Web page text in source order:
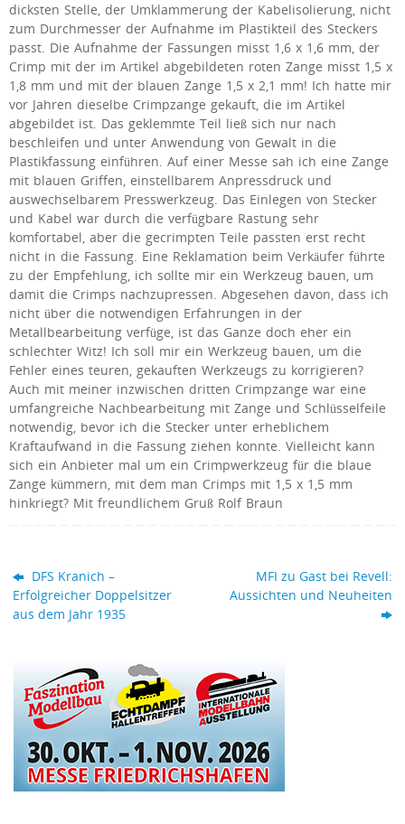
dicksten Stelle, der Umklammerung der Kabelisolierung, nicht
zum Durchmesser der Aufnahme im Plastikteil des Steckers
passt. Die Aufnahme der Fassungen misst 1,6 x 1,6 mm, der
Crimp mit der im Artikel abgebildeten roten Zange misst 1,5 x
1,8 mm und mit der blauen Zange 1,5 x 2,1 mm! Ich hatte mir
vor Jahren dieselbe Crimpzange gekauft, die im Artikel
abgebildet ist. Das geklemmte Teil ließ sich nur nach
beschleifen und unter Anwendung von Gewalt in die
Plastikfassung einführen. Auf einer Messe sah ich eine Zange
mit blauen Griffen, einstellbarem Anpressdruck und
auswechselbarem Presswerkzeug. Das Einlegen von Stecker
und Kabel war durch die verfügbare Rastung sehr
komfortabel, aber die gecrimpten Teile passten erst recht
nicht in die Fassung. Eine Reklamation beim Verkäufer führte
zu der Empfehlung, ich sollte mir ein Werkzeug bauen, um
damit die Crimps nachzupressen. Abgesehen davon, dass ich
nicht über die notwendigen Erfahrungen in der
Metallbearbeitung verfüge, ist das Ganze doch eher ein
schlechter Witz! Ich soll mir ein Werkzeug bauen, um die
Fehler eines teuren, gekauften Werkzeugs zu korrigieren?
Auch mit meiner inzwischen dritten Crimpzange war eine
umfangreiche Nachbearbeitung mit Zange und Schlüsselfeile
notwendig, bevor ich die Stecker unter erheblichem
Kraftaufwand in die Fassung ziehen konnte. Vielleicht kann
sich ein Anbieter mal um ein Crimpwerkzeug für die blaue
Zange kümmern, mit dem man Crimps mit 1,5 x 1,5 mm
hinkriegt? Mit freundlichem Gruß Rolf Braun
DFS Kranich –
Erfolgreicher Doppelsitzer
aus dem Jahr 1935
MFI zu Gast bei Revell:
Aussichten und Neuheiten